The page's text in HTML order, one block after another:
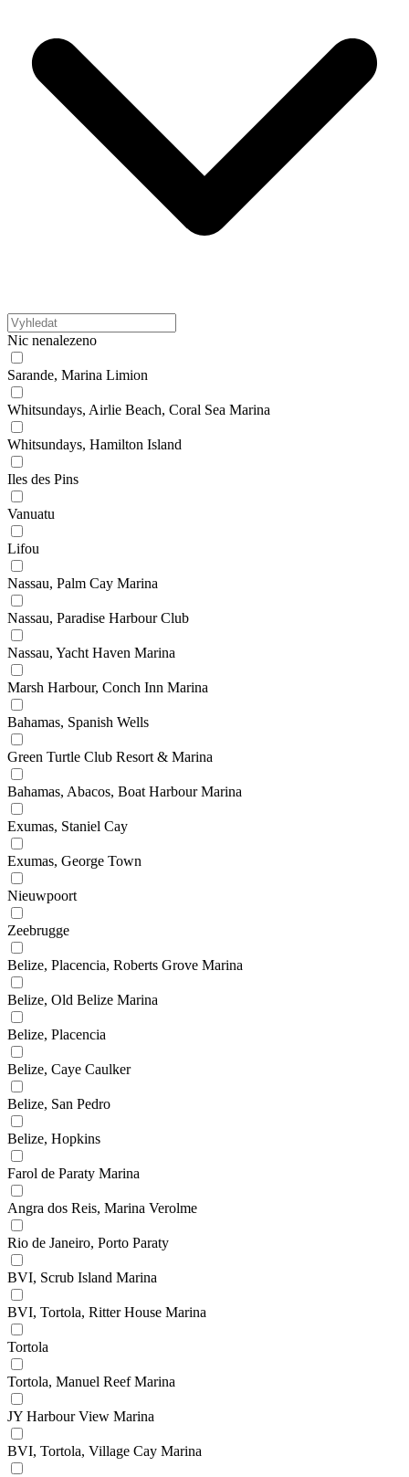
Nic nenalezeno
Sarande, Marina Limion
Whitsundays, Airlie Beach, Coral Sea Marina
Whitsundays, Hamilton Island
Iles des Pins
Vanuatu
Lifou
Nassau, Palm Cay Marina
Nassau, Paradise Harbour Club
Nassau, Yacht Haven Marina
Marsh Harbour, Conch Inn Marina
Bahamas, Spanish Wells
Green Turtle Club Resort & Marina
Bahamas, Abacos, Boat Harbour Marina
Exumas, Staniel Cay
Exumas, George Town
Nieuwpoort
Zeebrugge
Belize, Placencia, Roberts Grove Marina
Belize, Old Belize Marina
Belize, Placencia
Belize, Caye Caulker
Belize, San Pedro
Belize, Hopkins
Farol de Paraty Marina
Angra dos Reis, Marina Verolme
Rio de Janeiro, Porto Paraty
BVI, Scrub Island Marina
BVI, Tortola, Ritter House Marina
Tortola
Tortola, Manuel Reef Marina
JY Harbour View Marina
BVI, Tortola, Village Cay Marina